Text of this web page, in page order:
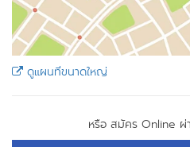
ดูแผนที่ขนาดใหญ่
หรือ สมัคร Online ผ่